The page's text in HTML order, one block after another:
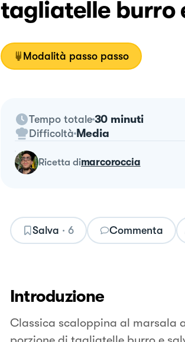
tagliatelle burro
Modalità passo passo
Tempo totale 30 minuti
Difficoltà Media
ricetta dimarcoroccia
Salva · 6 Commenta
Introduzione
Classica scaloppina al marsala